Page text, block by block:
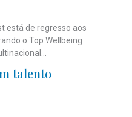
está de regresso aos
o Top Wellbeing
talento